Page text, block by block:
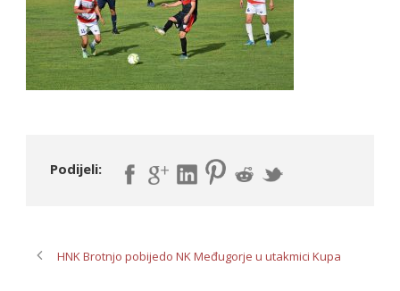
Podijeli:
HNK Brotnjo pobijedo NK Međugorje u utakmici Kupa